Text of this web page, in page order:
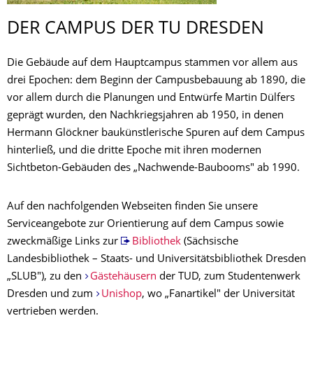
DER CAMPUS DER TU DRESDEN
Die Gebäude auf dem Hauptcampus stammen vor allem aus
drei Epochen: dem Beginn der Campusbebauung ab 1890, die
vor allem durch die Planungen und Entwürfe Martin Dülfers
geprägt wurden, den Nachkriegsjahren ab 1950, in denen
Hermann Glöckner baukünstlerische Spuren auf dem Campus
hinterließ, und die dritte Epoche mit ihren modernen
Sichtbeton-Gebäuden des „Nachwende-Baubooms" ab 1990.
Auf den nachfolgenden Webseiten finden Sie unsere
Serviceangebote zur Orientierung auf dem Campus sowie
zweckmäßige Links zur
Bibliothek(Sächsische
Landesbibliothek – Staats- und Universitätsbibliothek Dresden
„SLUB"), zu den
Gästehäusern der TUD, zum Studentenwerk
Dresden und zum
Unishop, wo „Fanartikel" der Universität
vertrieben werden.